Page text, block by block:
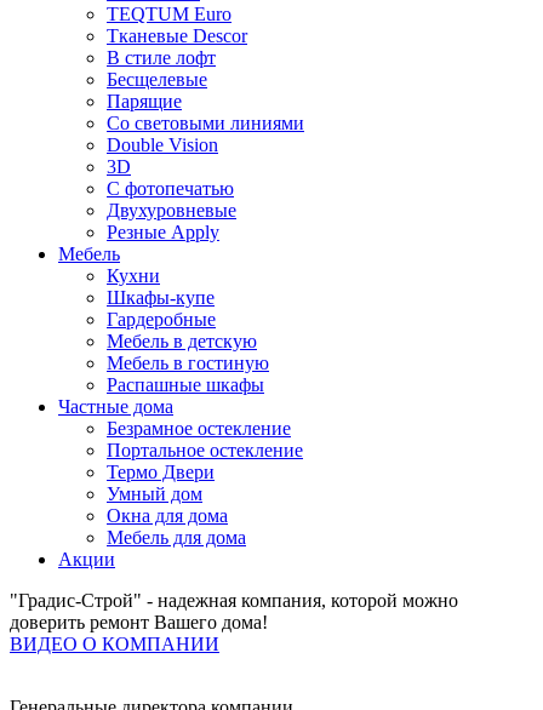
TEQTUM Euro
Тканевые Descor
В стиле лофт
Бесщелевые
Парящие
Со световыми линиями
Double Vision
3D
С фотопечатью
Двухуровневые
Резные Apply
Мебель
Кухни
Шкафы-купе
Гардеробные
Мебель в детскую
Мебель в гостиную
Распашные шкафы
Частные дома
Безрамное остекление
Портальное остекление
Термо Двери
Умный дом
Окна для дома
Мебель для дома
Акции
"Градис-Строй" - надежная компания, которой можно
доверить ремонт Вашего дома!
ВИДЕО О КОМПАНИИ